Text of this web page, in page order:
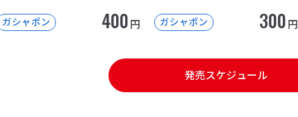
ガシャポン 400円 ガシャポン 300円
発売スケジュール